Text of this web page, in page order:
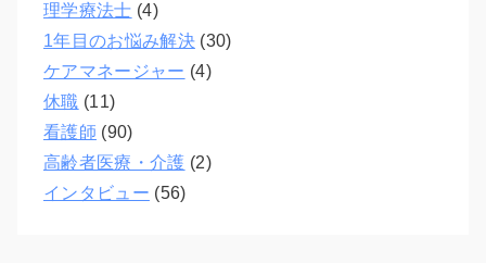
理学療法士 (4)
1年目のお悩み解決(30)
ケアマネージャー (4)
休職 (11)
看護師 (90)
高齢者医療・介護 (2)
インタビュー (56)